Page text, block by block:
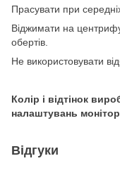
Прасувати при
Віджимати на
обертів.
Не використовувати
Колір і відтінок
налаштувань
Відгуки